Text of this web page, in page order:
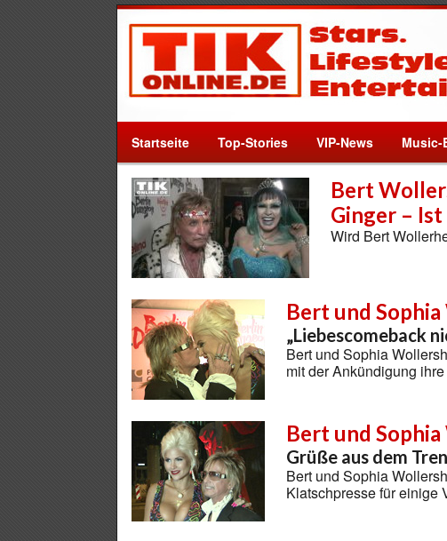
Startseite Top-Stories VIP-News Music-
Bert
Ginger –
Wird Bert
Bert und
„Liebescomeback
Bert und Sophia
mit der Ankündigung
Bert und
Grüße aus dem
Bert und Sophia
Klatschpresse für einige